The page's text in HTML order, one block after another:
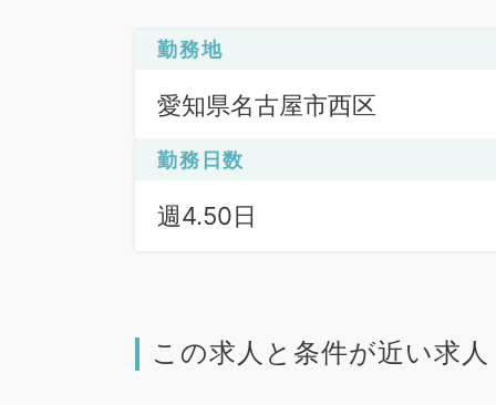
勤務地
愛知県名古屋市西区
勤務日数
週4.50日
この求人と条件が近い求人